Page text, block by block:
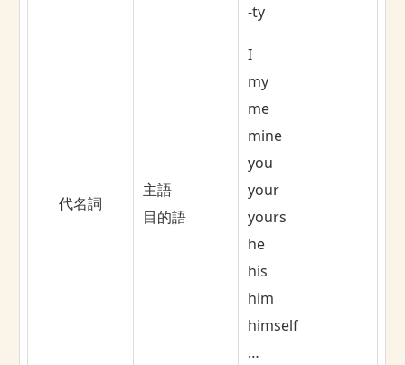
-ty
代名詞
主語
目的語
I
my
me
mine
you
your
yours
he
his
him
himself
…